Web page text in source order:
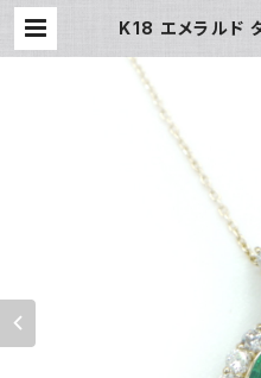
K18 エメラルド
Y04048 | 大和